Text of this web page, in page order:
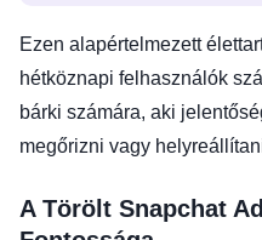
Ezen alapértelmezett
hétköznapi felhasználók
bárki számára, aki
megőrizni vagy
A Törölt Snapchat